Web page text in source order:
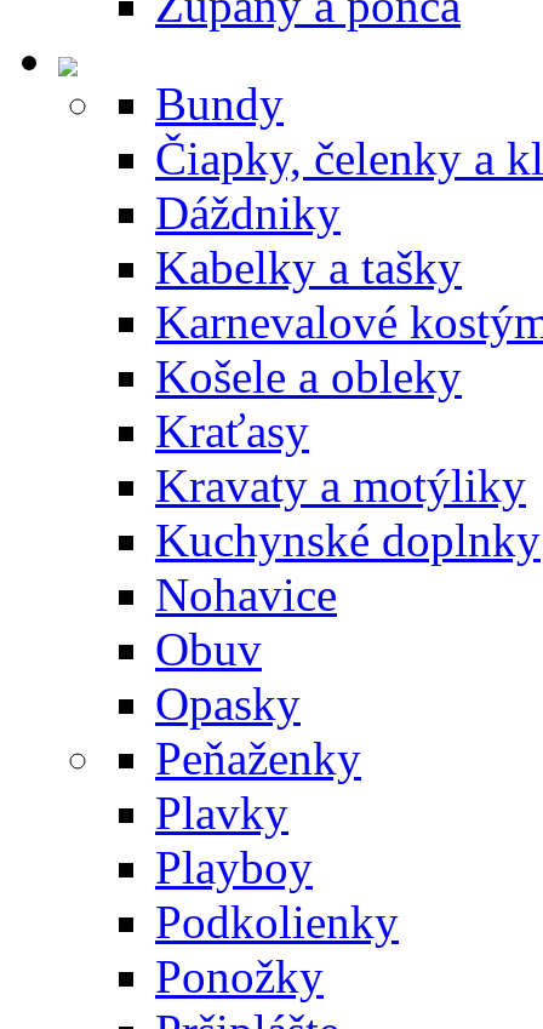
Bundy
Čiapky, čelenky a
Dáždniky
Kabelky a tašky
Karnevalové
Košele a obleky
Kraťasy
Kravaty a motýliky
Kuchynské doplnky
Nohavice
Obuv
Opasky
Peňaženky
Plavky
Playboy
Podkolienky
Ponožky